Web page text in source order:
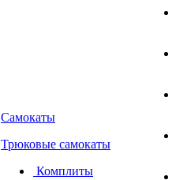
Самокаты
Трюковые самокаты
Комплиты